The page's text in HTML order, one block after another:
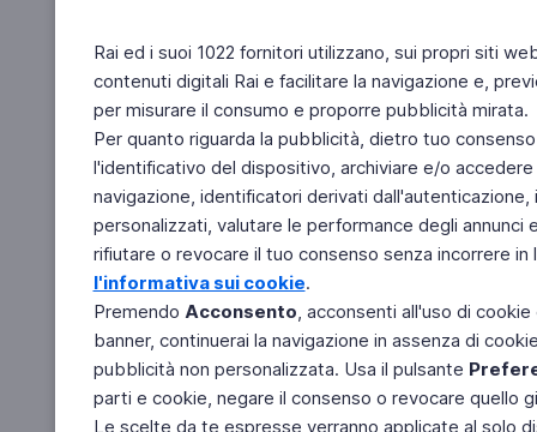
Rai ed i suoi 1022 fornitori utilizzano, sui propri siti
contenuti digitali Rai e facilitare la navigazione e,
per misurare il consumo e proporre pubblicità mirata.
Per quanto riguarda la pubblicità, dietro tuo
l'identificativo del dispositivo, archiviare e/o
navigazione, identificatori derivati
personalizzati, valutare le performance degli
rifiutare o revocare il tuo consenso senza incorrere
l'informativa sui cookie.
Premendo Acconsento, acconsenti all'uso di
banner, continuerai la navigazione in assenza di
pubblicità non personalizzata. Usa il pulsante
parti e cookie, negare il consenso o revocare quello
Le scelte da te espresse verranno applicate al solo